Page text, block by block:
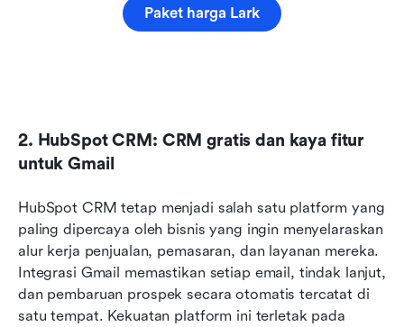
Paket harga Lark
2. HubSpot CRM: CRM gratis dan kaya fitur
untuk Gmail
HubSpot CRM tetap menjadi salah satu platform yang
paling dipercaya oleh bisnis yang ingin menyelaraskan
alur kerja penjualan, pemasaran, dan layanan mereka.
Integrasi Gmail memastikan setiap email, tindak lanjut,
dan pembaruan prospek secara otomatis tercatat di
satu tempat. Kekuatan platform ini terletak pada